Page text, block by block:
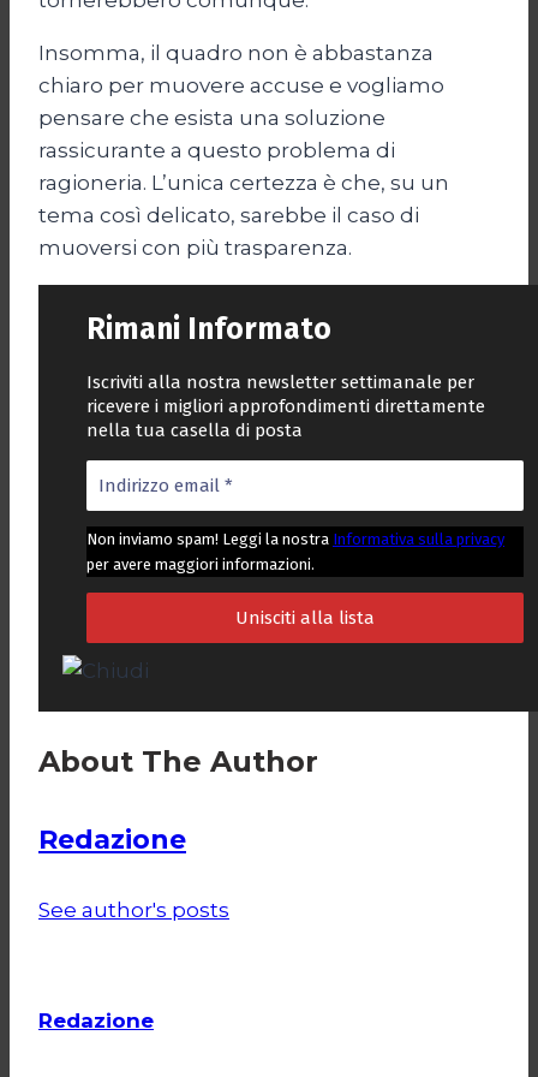
Insomma, il quadro non è abbastanza
chiaro per muovere accuse e vogliamo
pensare che esista una soluzione
rassicurante a questo problema di
ragioneria. L’unica certezza è che, su un
tema così delicato, sarebbe il caso di
muoversi con più trasparenza.
Rimani Informato
Iscriviti alla nostra newsletter settimanale per
ricevere i migliori approfondimenti direttamente
nella tua casella di posta
Non inviamo spam! Leggi la nostra Informativa sulla privacy
per avere maggiori informazioni.
About The Author
Redazione
See author's posts
Redazione